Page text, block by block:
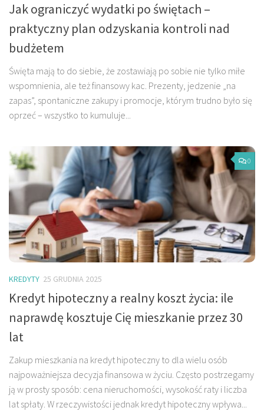
Jak ograniczyć wydatki po świętach –
praktyczny plan odzyskania kontroli nad
budżetem
Święta mają to do siebie, że zostawiają po sobie nie tylko miłe
wspomnienia, ale też finansowy kac. Prezenty, jedzenie „na
zapas”, spontaniczne zakupy i promocje, którym trudno było się
oprzeć – wszystko to kumuluje...
0
KREDYTY 25 GRUDNIA 2025
Kredyt hipoteczny a realny koszt życia: ile
naprawdę kosztuje Cię mieszkanie przez 30
lat
Zakup mieszkania na kredyt hipoteczny to dla wielu osób
najpoważniejsza decyzja finansowa w życiu. Często postrzegamy
ją w prosty sposób: cena nieruchomości, wysokość raty i liczba
lat spłaty. W rzeczywistości jednak kredyt hipoteczny wpływa...